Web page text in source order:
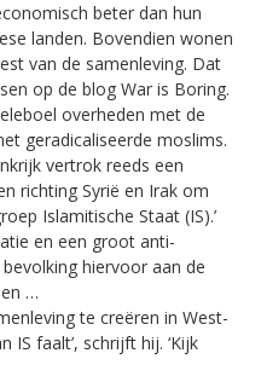
beter dan hun
landen. Bovendien wonen
van de samenleving. Dat
op de blog War is Boring.
overheden met de
geradicaliseerde moslims.
vertrok reeds een
richting Syrië en Irak om
Islamitische Staat (IS).’
en een groot anti-
hiervoor aan de
…
te creëren in West-
IS faalt’, schrijft hij. ‘Kijk